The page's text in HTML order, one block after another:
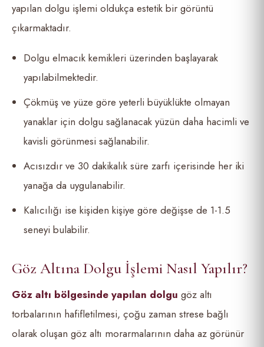
yapılan dolgu işlemi oldukça estetik bir görüntü
çıkarmaktadır.
Dolgu elmacık kemikleri üzerinden başlayarak
yapılabilmektedir.
Çökmüş ve yüze göre yeterli büyüklükte olmayan
yanaklar için dolgu sağlanacak yüzün daha hacimli ve
kavisli görünmesi sağlanabilir.
Acısızdır ve 30 dakikalık süre zarfı içerisinde her iki
yanağa da uygulanabilir.
Kalıcılığı ise kişiden kişiye göre değişse de 1-1.5
seneyi bulabilir.
Göz Altına Dolgu İşlemi Nasıl Yapılır?
Göz altı bölgesinde yapılan dolgu göz altı
torbalarının hafifletilmesi, çoğu zaman strese bağlı
olarak oluşan göz altı morarmalarının daha az görünür